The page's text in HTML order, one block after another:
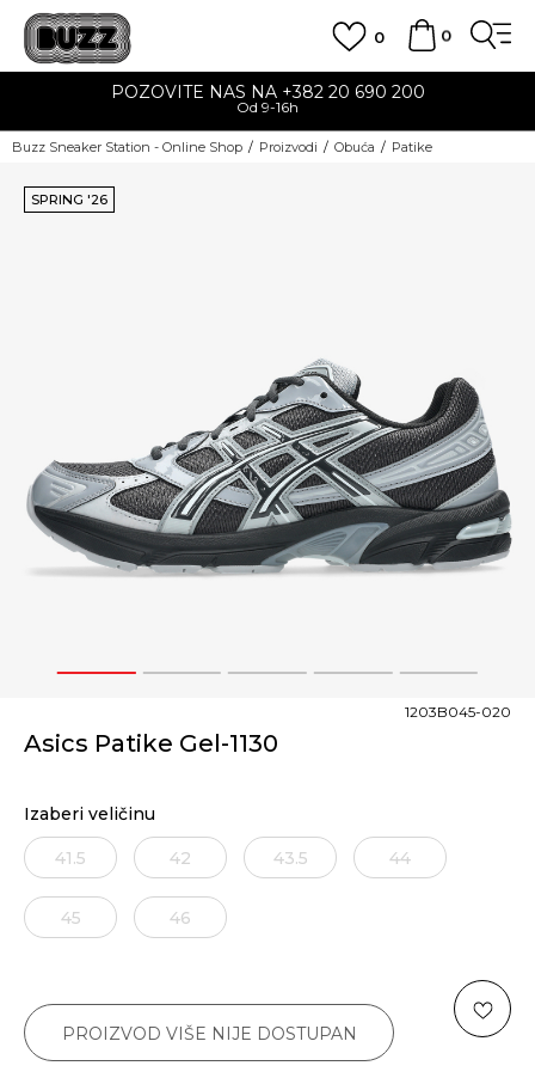
0
0
POZOVITE NAS NA +382 20 690 200
Od 9-16h
Buzz Sneaker Station - Online Shop Proizvodi Obuća Patike
1 2 3 4 5
SPRING '26
Asics Patike Gel-1130
1203B045-020
Izaberi veličinu
41.5 42 43.5 44
45 46
PROIZVOD VIŠE NIJE DOSTUPAN